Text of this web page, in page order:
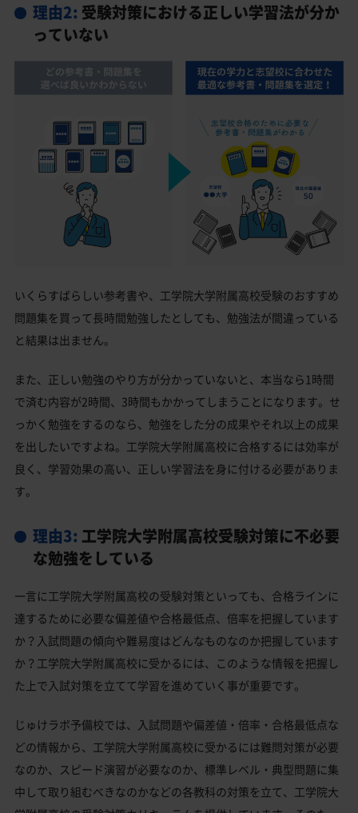
理由2: 受験対策における正しい学習法が分か
っていない
いくらすばらしい参考書や、工学院大学附属高校受験のおすすめ
問題集を買って長時間勉強したとしても、勉強法が間違っている
と結果は出ません。
また、正しい勉強のやり方が分かっていないと、本当なら1時間
で済む内容が2時間、3時間もかかってしまうことになります。せ
っかく勉強をするのなら、勉強をした分の成果やそれ以上の成果
を出したいですよね。工学院大学附属高校に合格するには効率が
良く、学習効果の高い、正しい学習法を身に付ける必要がありま
す。
理由3: 工学院大学附属高校受験対策に不必要
な勉強をしている
一言に工学院大学附属高校の受験対策といっても、合格ラインに
達するために必要な偏差値や合格最低点、倍率を把握しています
か？入試問題の傾向や難易度はどんなものなのか把握しています
か？工学院大学附属高校に受かるには、このような情報を把握し
た上で入試対策を立てて学習を進めていく事が重要です。
じゅけラボ予備校では、入試問題や偏差値・倍率・合格最低点な
どの情報から、工学院大学附属高校に受かるには難問対策が必要
なのか、スピード演習が必要なのか、標準レベル・典型問題に集
中して取り組むべきなのかなどの各教科の対策を立て、工学院大